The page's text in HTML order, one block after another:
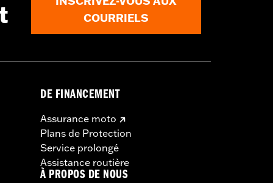
COURRIELS
DE FINANCEMENT
Assurance moto
Plans de Protection
Service prolongé
Assistance routière
À PROPOS DE NOUS